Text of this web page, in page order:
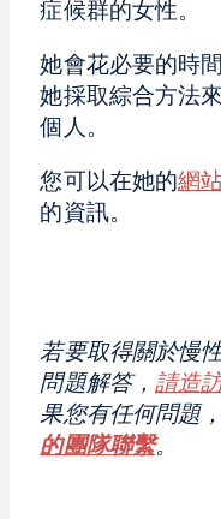
症候群的女性。
她會花必要的時
她採取綜合方法
個人。
您可以在她的網
的資訊。
若要取得關於慢
問題解答， 請造
果您有任何問題
的團隊聯繫。